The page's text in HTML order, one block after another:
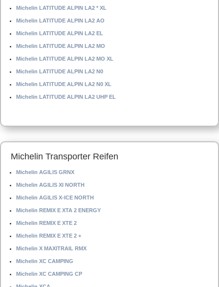
Michelin LATITUDE ALPIN LA2 * XL
Michelin LATITUDE ALPIN LA2 AO
Michelin LATITUDE ALPIN LA2 EL
Michelin LATITUDE ALPIN LA2 MO
Michelin LATITUDE ALPIN LA2 MO XL
Michelin LATITUDE ALPIN LA2 N0
Michelin LATITUDE ALPIN LA2 N0 XL
Michelin LATITUDE ALPIN LA2 UHP EL
Michelin Transporter Reifen
Michelin AGILIS GRNX
Michelin AGILIS XI NORTH
Michelin AGILIS X-ICE NORTH
Michelin REMIX E XTA 2 ENERGY
Michelin REMIX E XTE 2
Michelin REMIX E XTE 2 +
Michelin X MAXITRAIL RMX
Michelin XC CAMPING
Michelin XC CAMPING CP